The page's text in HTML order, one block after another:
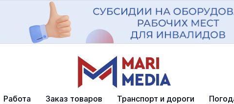
Работа Заказ товаров Транспорт и дороги